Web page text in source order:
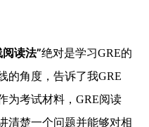
读法”绝对是学习GRE的
的角度，告诉了我GRE
为考试材料，GRE阅读
清楚一个问题并能够对相